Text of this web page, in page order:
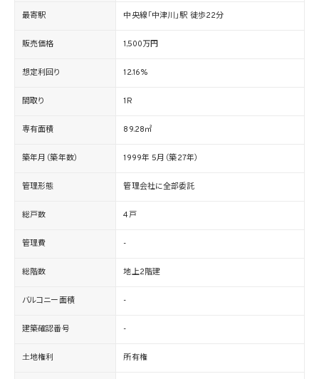
最寄駅 中央線「中津川」駅 徒歩22分
販売価格 1,500万円
想定利回り 12.16%
間取り 1R
専有面積 89.28㎡
築年月（築年数） 1999年 5月（築27年）
管理形態 管理会社に全部委託
総戸数 4戸
管理費 -
総階数 地上2階建
バルコニー面積 -
建築確認番号 -
土地権利 所有権